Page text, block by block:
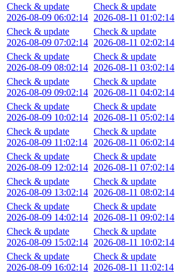
Check & update
2026-08-09 06:02:14
Check & update
2026-08-09 07:02:14
Check & update
2026-08-09 08:02:14
Check & update
2026-08-09 09:02:14
Check & update
2026-08-09 10:02:14
Check & update
2026-08-09 11:02:14
Check & update
2026-08-09 12:02:14
Check & update
2026-08-09 13:02:14
Check & update
2026-08-09 14:02:14
Check & update
2026-08-09 15:02:14
Check & update
2026-08-09 16:02:14
Check & update
2026-08-11 01:02:14
Check & update
2026-08-11 02:02:14
Check & update
2026-08-11 03:02:14
Check & update
2026-08-11 04:02:14
Check & update
2026-08-11 05:02:14
Check & update
2026-08-11 06:02:14
Check & update
2026-08-11 07:02:14
Check & update
2026-08-11 08:02:14
Check & update
2026-08-11 09:02:14
Check & update
2026-08-11 10:02:14
Check & update
2026-08-11 11:02:14